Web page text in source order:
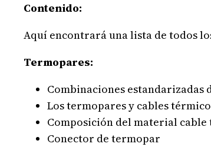
Contenido:
Aquí encontrará una lista de todos
Termopares:
Combinaciones estandarizadas
Los termopares y cables
Composición del material
Conector de termopar